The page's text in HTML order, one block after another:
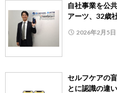
自社事業を公
アーツ、32歳
2026年2月5日
セルフケアの
とに認識の違